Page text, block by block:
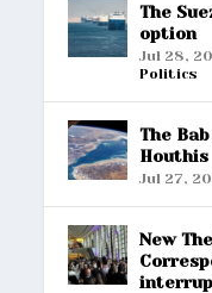
The
option
Jul 28,
Politics
The
Houthis
Jul 27,
New